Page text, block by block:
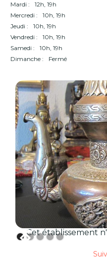
Mardi :
12h, 19h
Mercredi :
10h, 19h
Jeudi :
10h, 19h
Vendredi :
10h, 19h
Samedi :
10h, 19h
Dimanche :
Fermé
Cet établissement